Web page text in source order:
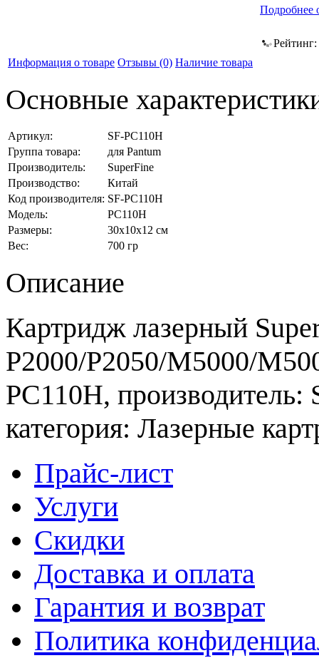
Подробнее
Рейтинг:
Информация о товаре Отзывы (0) Наличие товара
Основные
Артикул:
SF-PC110H
Группа товара:
для Pantum
Производитель:
SuperFine
Производство:
Китай
Код производителя: SF-PC110H
Модель:
PC110H
Размеры:
30x10x12 см
Вес:
700 гр
Описание
Картридж лазерный
P2000/P2050/M5000/
PC110H, производитель:
категория: Лазерные
Прайс-лист
Услуги
Скидки
Доставка и оплата
Гарантия и возврат
Политика